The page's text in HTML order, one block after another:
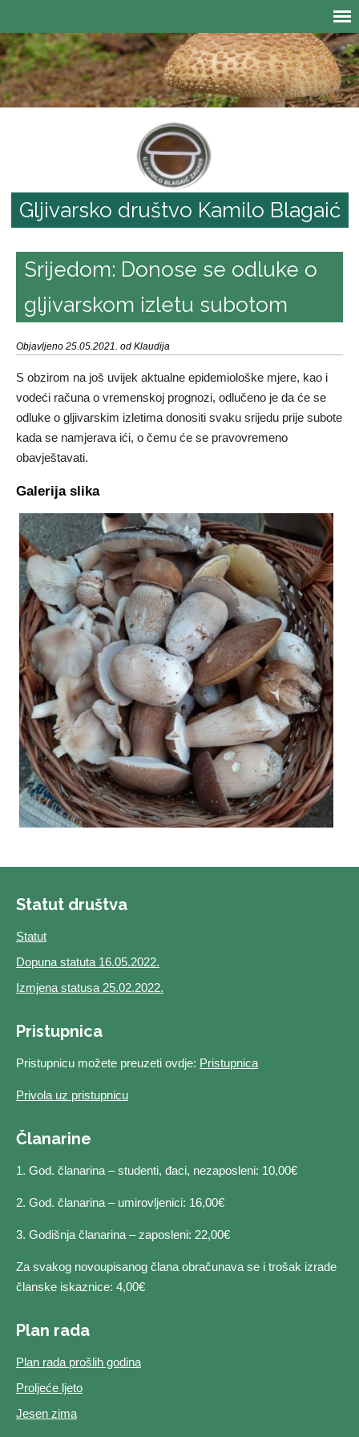
Gljivarsko društvo Kamilo Blagaić
Srijedom: Donose se odluke o
gljivarskom izletu subotom
Objavljeno 25.05.2021. od Klaudija
S obzirom na još uvijek aktualne epidemiološke mjere, kao i
vodeći računa o vremenskoj prognozi, odlučeno je da će se
odluke o gljivarskim izletima donositi svaku srijedu prije subote
kada se namjerava ići, o čemu će se pravovremeno
obavještavati.
Galerija slika
Statut društva
Statut
Dopuna statuta 16.05.2022.
Izmjena statusa 25.02.2022.
Pristupnica
Pristupnicu možete preuzeti ovdje: Pristupnica
Privola uz pristupnicu
Članarine
1. God. članarina – studenti, đaci, nezaposleni: 10,00€
2. God. članarina – umirovljenici: 16,00€
3. Godišnja članarina – zaposleni: 22,00€
Za svakog novoupisanog člana obračunava se i trošak izrade
članske iskaznice: 4,00€
Plan rada
Plan rada prošlih godina
Proljeće ljeto
Jesen zima